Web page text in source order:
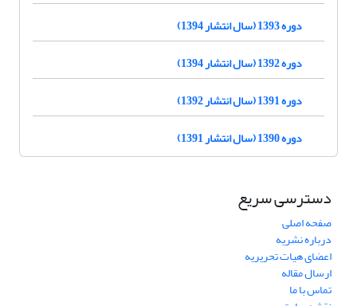
دوره 1393 (سال انتشار 1394)
دوره 1392 (سال انتشار 1394)
دوره 1391 (سال انتشار 1392)
دوره 1390 (سال انتشار 1391)
دسترسی سریع
صفحه اصلی
درباره نشریه
اعضای هیات تحریریه
ارسال مقاله
تماس با ما